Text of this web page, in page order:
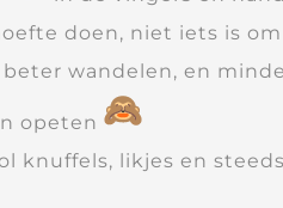
doen, niet iets is
beter wandelen, en
opeten
knuffels, likjes en